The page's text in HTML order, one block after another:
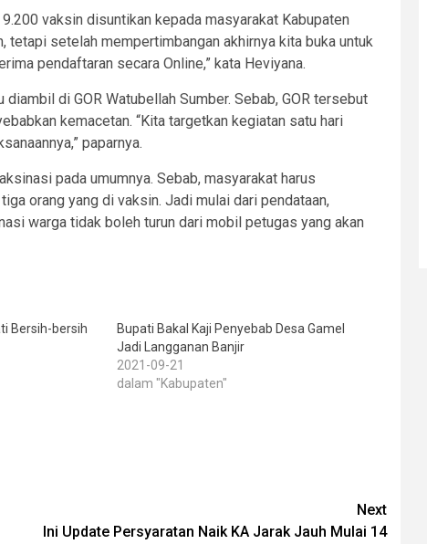
vaksin disuntikan kepada masyarakat Kabupaten
tetapi setelah mempertimbangan akhirnya kita buka untuk
pendaftaran secara Online,” kata Heviyana.
di GOR Watubellah Sumber. Sebab, GOR tersebut
kemacetan. “Kita targetkan kegiatan satu hari
paparnya.
pada umumnya. Sebab, masyarakat harus
orang yang di vaksin. Jadi mulai dari pendataan,
warga tidak boleh turun dari mobil petugas yang akan
Bersih-bersih
Bupati Bakal Kaji Penyebab Desa Gamel
Jadi Langganan Banjir
2021-09-21
dalam "Kabupaten"
Next
Ini Update Persyaratan Naik KA Jarak Jauh Mulai 14